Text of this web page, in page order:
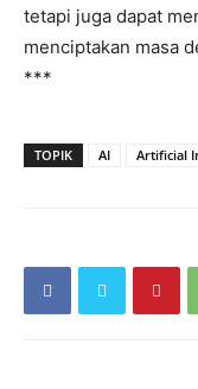
tetapi juga dapat
menciptakan masa
***
TOPIK AI Artificial